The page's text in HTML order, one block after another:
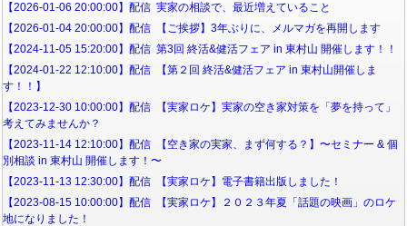
【2026-01-06 20:00:00】配信 実家の相談で、最近増えていること
【2026-01-04 20:00:00】配信 【ご挨拶】3年ぶりに、メルマガを再開します
【2024-11-05 15:20:00】配信 第3回 終活&健活フェア in 東村山 開催します！！
【2024-01-22 12:10:00】配信 【第２回 終活&健活フェア in 東村山開催しま
す！！】
【2023-12-30 10:00:00】配信 【実家ロケ】実家の空き家対策を「夢を持って」
考えてみませんか？
【2023-11-14 12:10:00】配信 【空き家の実家、まず何する？】〜セミナー & 個
別相談 in 東村山 開催します！〜
【2023-11-13 12:30:00】配信 【実家ロケ】電子書籍出版しました！
【2023-08-15 10:00:00】配信 【実家ロケ】２０２３年夏「話題の映画」のロケ
地になりました！